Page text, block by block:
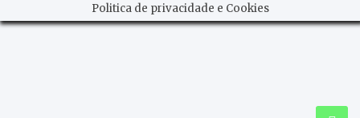
Politica de privacidade e Cookies